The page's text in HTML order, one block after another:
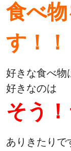
食べ
す！！
好きな食べ物
好きなのは
そう
ありきたりで